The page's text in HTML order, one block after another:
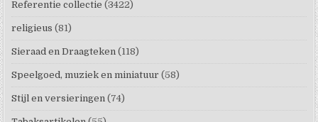
Referentie collectie (3422)
religieus (81)
Sieraad en Draagteken (118)
Speelgoed, muziek en miniatuur (58)
Stijl en versieringen (74)